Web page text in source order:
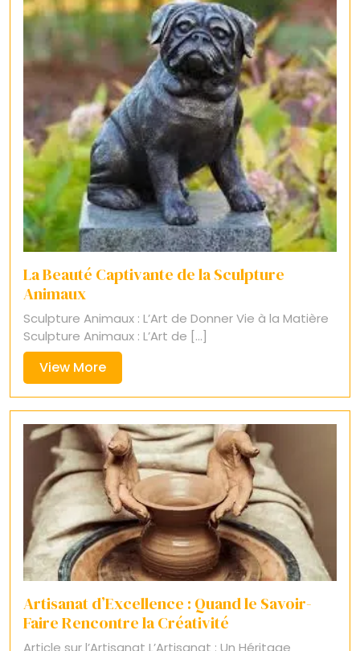
La Beauté Captivante de la Sculpture
Animaux
Sculpture Animaux : L’Art de Donner Vie à la Matière
Sculpture Animaux : L’Art de [...]
View MoreView
More
Artisanat d’Excellence : Quand le Savoir-
Faire Rencontre la Créativité
Article sur l’Artisanat L’Artisanat : Un Héritage